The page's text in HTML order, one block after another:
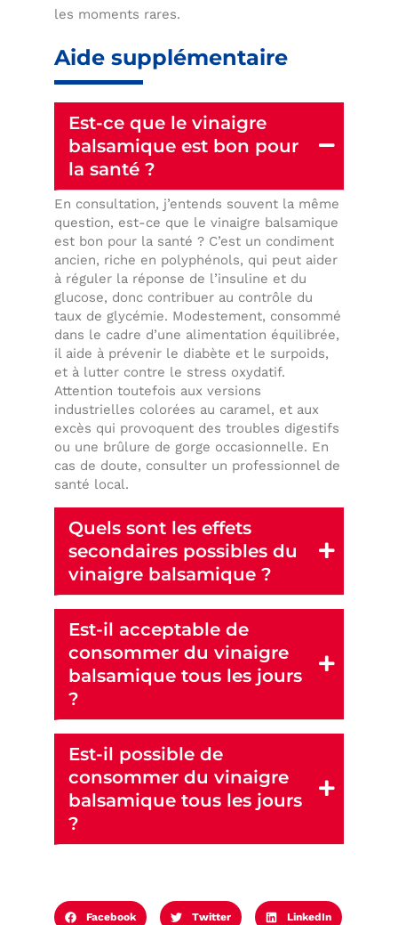
les moments rares.
Aide supplémentaire
Est-ce que le vinaigre
balsamique est bon pour
la santé ?
En consultation, j’entends souvent la même
question, est-ce que le vinaigre balsamique
est bon pour la santé ? C’est un condiment
ancien, riche en polyphénols, qui peut aider
à réguler la réponse de l’insuline et du
glucose, donc contribuer au contrôle du
taux de glycémie. Modestement, consommé
dans le cadre d’une alimentation équilibrée,
il aide à prévenir le diabète et le surpoids,
et à lutter contre le stress oxydatif.
Attention toutefois aux versions
industrielles colorées au caramel, et aux
excès qui provoquent des troubles digestifs
ou une brûlure de gorge occasionnelle. En
cas de doute, consulter un professionnel de
santé local.
Quels sont les effets
secondaires possibles du
vinaigre balsamique ?
Est-il acceptable de
consommer du vinaigre
balsamique tous les jours
?
Est-il possible de
consommer du vinaigre
balsamique tous les jours
?
Facebook Twitter LinkedIn